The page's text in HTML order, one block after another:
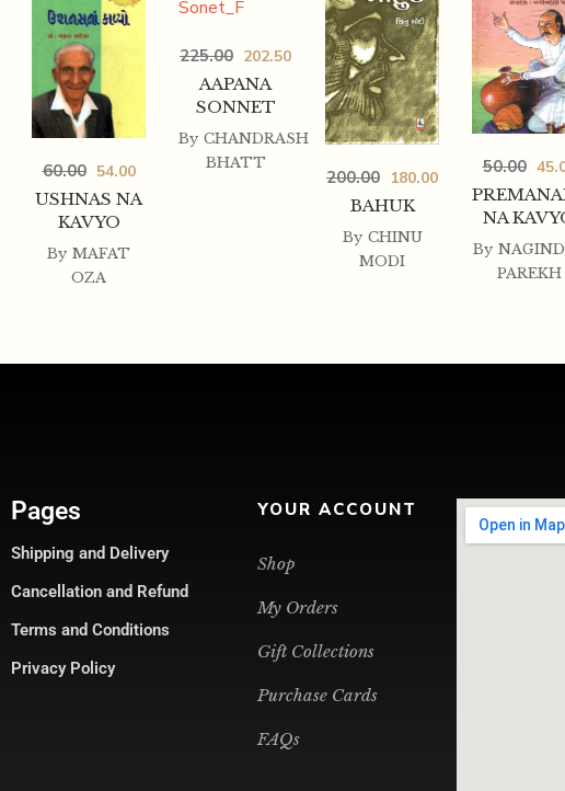
USHNAS NA
KAVYO
60.00 54.00
By MAFAT
OZA
AAPANA
SONNET
225.00 202.50
By CHANDRASHANKAR
BHATT
BAHUK
200.00 180.00
By CHINU
MODI
NA
50.00
By
PAREKH
Pages
Shipping and Delivery
Cancellation and Refund
Terms and Conditions
Privacy Policy
YOUR ACCOUNT
Shop
My Orders
Gift Collections
Purchase Cards
FAQs